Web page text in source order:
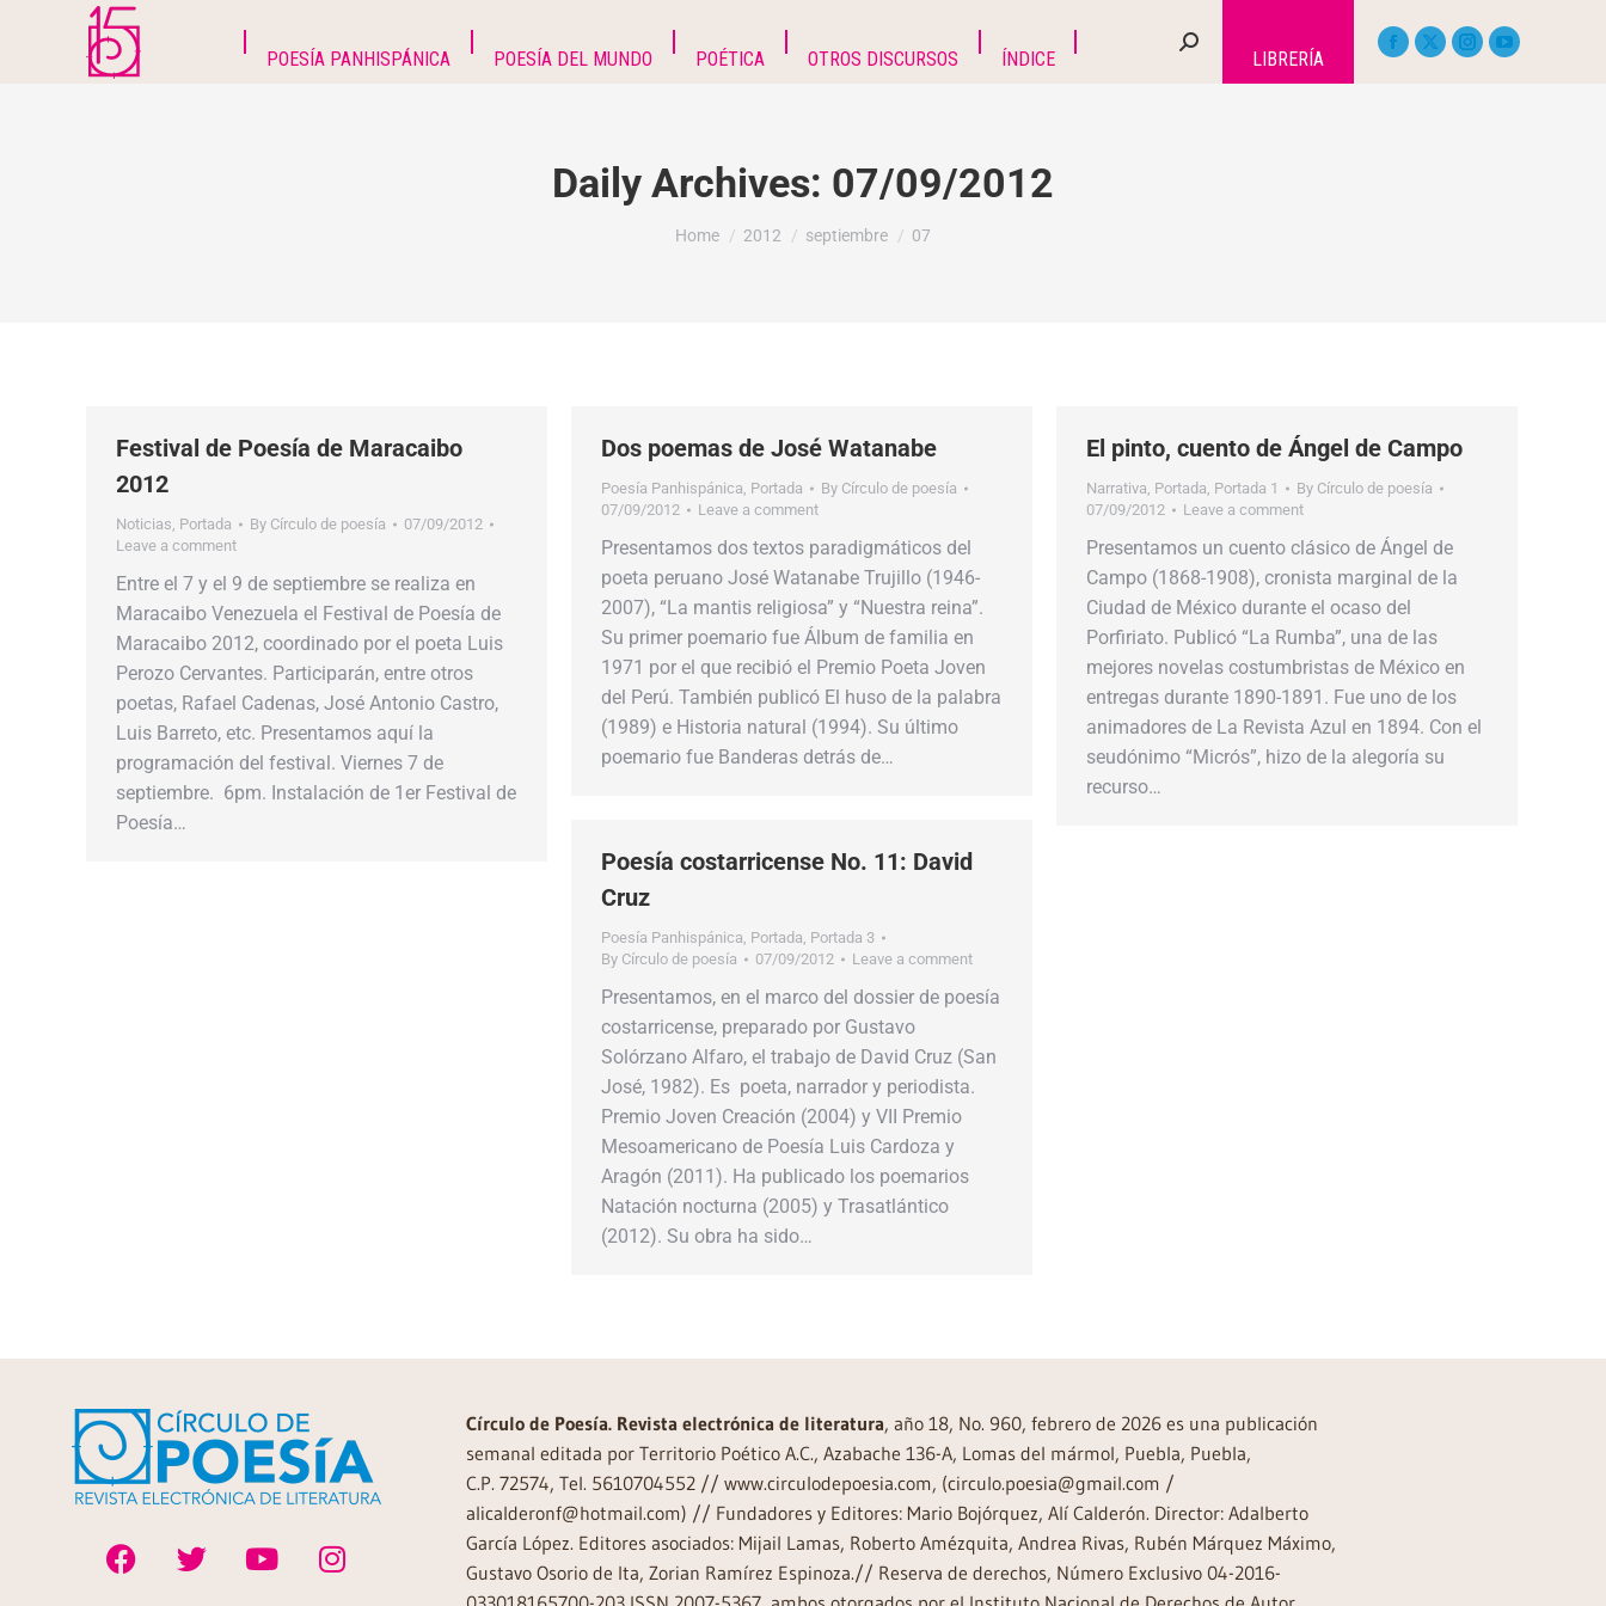
POESÍA PANHISPÁNICA POESÍA DEL MUNDO POÉTICA OTROS DISCURSOS ÍNDICE LIBRERÍA
Daily Archives: 07/09/2012
You are here:
Home 2012 septiembre 07
Festival de Poesía de Maracaibo
2012
Noticias, Portada By Círculo de poesía
07/09/2012
Leave a comment
Entre el 7 y el 9 de septiembre se realiza en
Maracaibo Venezuela el Festival de Poesía de
Maracaibo 2012, coordinado por el poeta Luis
Perozo Cervantes. Participarán, entre otros
poetas, Rafael Cadenas, José Antonio Castro,
Luis Barreto, etc. Presentamos aquí la
programación del festival. Viernes 7 de
septiembre. 6pm. Instalación de 1er Festival de
Poesía…
Dos poemas de José Watanabe
Poesía Panhispánica, Portada By Círculo de poesía
07/09/2012
Leave a comment
Presentamos dos textos paradigmáticos del
poeta peruano José Watanabe Trujillo (1946-
2007), “La mantis religiosa” y “Nuestra reina”.
Su primer poemario fue Álbum de familia en
1971 por el que recibió el Premio Poeta Joven
del Perú. También publicó El huso de la palabra
(1989) e Historia natural (1994). Su último
poemario fue Banderas detrás de…
El pinto, cuento de Ángel de Campo
Narrativa, Portada, Portada 1 By Círculo de poesía
07/09/2012
Leave a comment
Presentamos un cuento clásico de Ángel de
Campo (1868-1908), cronista marginal de la
Ciudad de México durante el ocaso del
Porfiriato. Publicó “La Rumba”, una de las
mejores novelas costumbristas de México en
entregas durante 1890-1891. Fue uno de los
animadores de La Revista Azul en 1894. Con el
seudónimo “Micrós”, hizo de la alegoría su
recurso…
Poesía costarricense No. 11: David
Cruz
Poesía Panhispánica, Portada, Portada 3
By Círculo de poesía 07/09/2012 Leave a comment
Presentamos, en el marco del dossier de poesía
costarricense, preparado por Gustavo
Solórzano Alfaro, el trabajo de David Cruz (San
José, 1982). Es poeta, narrador y periodista.
Premio Joven Creación (2004) y VII Premio
Mesoamericano de Poesía Luis Cardoza y
Aragón (2011). Ha publicado los poemarios
Natación nocturna (2005) y Trasatlántico
(2012). Su obra ha sido…
Círculo de Poesía. Revista electrónica de literatura, año 18, No. 960, febrero de 2026 es una publicación
semanal editada por Territorio Poético A.C., Azabache 136-A, Lomas del mármol, Puebla, Puebla,
C.P. 72574, Tel. 5610704552 // www.circulodepoesia.com, (circulo.poesia@gmail.com /
alicalderonf@hotmail.com) // Fundadores y Editores: Mario Bojórquez, Alí Calderón. Director: Adalberto
García López. Editores asociados: Mijail Lamas, Roberto Amézquita, Andrea Rivas, Rubén Márquez Máximo,
Gustavo Osorio de Ita, Zorian Ramírez Espinoza.// Reserva de derechos, Número Exclusivo 04-2016-